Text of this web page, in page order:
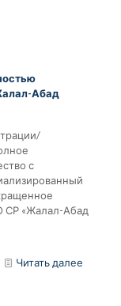
Абад
с
СР «Жалал-Абад
Читать далее